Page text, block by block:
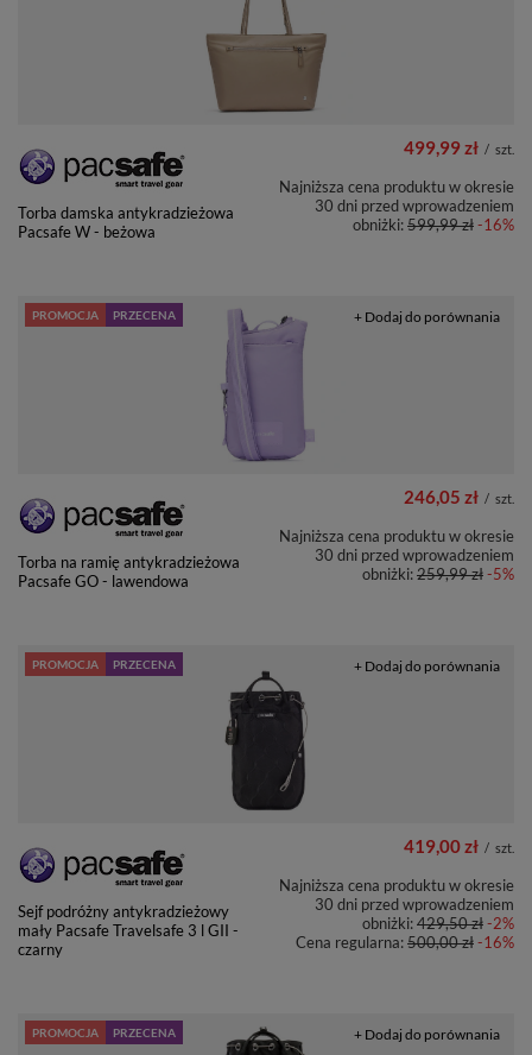
Torba damska antykradzieżowa
Pacsafe W - beżowa
499,99 zł / szt.
Najniższa cena produktu w okresie
30 dni przed wprowadzeniem
obniżki:599,99 zł-16%
PROMOCJA PRZECENA
Torba na ramię antykradzieżowa
Pacsafe GO - lawendowa
246,05 zł / szt.
Najniższa cena produktu w okresie
30 dni przed wprowadzeniem
obniżki:259,99 zł-5%
+ Dodaj do porównania
PROMOCJA PRZECENA
Sejf podróżny antykradzieżowy
mały Pacsafe Travelsafe 3 l GII -
czarny
419,00 zł / szt.
Najniższa cena produktu w okresie
30 dni przed wprowadzeniem
obniżki:429,50 zł-2%
Cena regularna:500,00 zł-16%
+ Dodaj do porównania
PROMOCJA PRZECENA + Dodaj do porównania